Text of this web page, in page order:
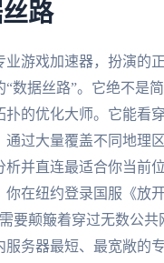
路
业游戏加速器，扮演的
“数据丝路”。它绝不是
扑的优化大师。它能看
过大量覆盖不同地理
析并直连最适合你当前
在纽约登录国服《放
要颠簸着穿过无数公共
务器最短、最宽敞的专